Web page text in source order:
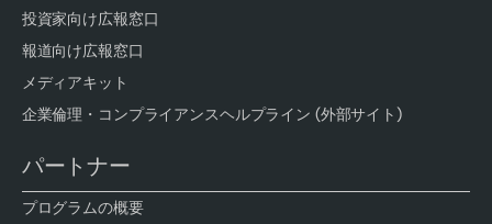
投資家向け広報窓口
報道向け広報窓口
メディアキット
企業倫理・コンプライアンスヘルプライン (外部サイト)
パートナー
プログラムの概要